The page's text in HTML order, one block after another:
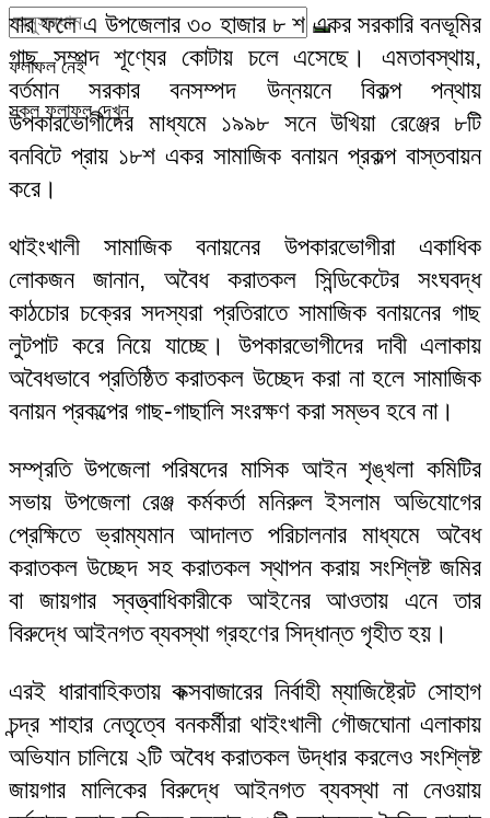
ফলাফল নেই
সকল ফলাফল দেখুন
যার ফলে এ উপজেলার ৩০ হাজার ৮ শ একর সরকারি বনভূমির
গাছ সম্পদ শূণ্যের কোটায় চলে এসেছে। এমতাবস্থায়,
বর্তমান সরকার বনসম্পদ উন্নয়নে বিকল্প পন্থায়
উপকারভোগীদের মাধ্যমে ১৯৯৮ সনে উখিয়া রেঞ্জের ৮টি
বনবিটে প্রায় ১৮শ একর সামাজিক বনায়ন প্রকল্প বাস্তবায়ন
করে।
থাইংখালী সামাজিক বনায়নের উপকারভোগীরা একাধিক
লোকজন জানান, অবৈধ করাতকল সিন্ডিকেটের সংঘবদ্ধ
কাঠচোর চক্রের সদস্যরা প্রতিরাতে সামাজিক বনায়নের গাছ
লুটপাট করে নিয়ে যাচ্ছে। উপকারভোগীদের দাবী এলাকায়
অবৈধভাবে প্রতিষ্ঠিত করাতকল উচ্ছেদ করা না হলে সামাজিক
বনায়ন প্রকল্পের গাছ-গাছালি সংরক্ষণ করা সম্ভব হবে না।
সম্প্রতি উপজেলা পরিষদের মাসিক আইন শৃঙ্খলা কমিটির
সভায় উপজেলা রেঞ্জ কর্মকর্তা মনিরুল ইসলাম অভিযোগের
প্রেক্ষিতে ভ্রাম্যমান আদালত পরিচালনার মাধ্যমে অবৈধ
করাতকল উচ্ছেদ সহ করাতকল স্থাপন করায় সংশ্লিষ্ট জমির
বা জায়গার স্বত্ত্বাধিকারীকে আইনের আওতায় এনে তার
বিরুদ্ধে আইনগত ব্যবস্থা গ্রহণের সিদ্ধান্ত গৃহীত হয়।
এরই ধারাবাহিকতায় কক্সবাজারের নির্বাহী ম্যাজিষ্ট্রেট সোহাগ
চন্দ্র শাহার নেতৃত্বে বনকর্মীরা থাইংখালী গৌজঘোনা এলাকায়
অভিযান চালিয়ে ২টি অবৈধ করাতকল উদ্ধার করলেও সংশ্লিষ্ট
জায়গার মালিকের বিরুদ্ধে আইনগত ব্যবস্থা না নেওয়ায়